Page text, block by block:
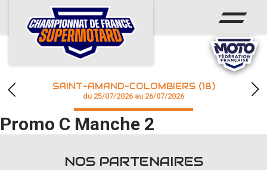
ACCUEIL
ACTUS
CALENDRIER
CHAMPIONNAT
RÉSULTATS
SAINT-AMAND-COLOMBIERS (18)
du 25/07/2026 au 26/07/2026
Promo C Manche 2
NOS PARTENAIRES